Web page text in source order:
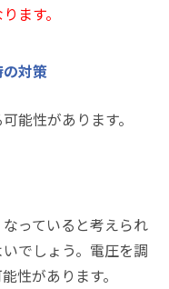
ます。
対策
能性があります。
っていると考えられ
でしょう。電圧を調
性があります。